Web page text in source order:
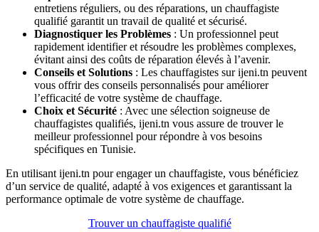
entretiens réguliers, ou des réparations, un chauffagiste
qualifié garantit un travail de qualité et sécurisé.
Diagnostiquer les Problèmes : Un professionnel peut
rapidement identifier et résoudre les problèmes complexes,
évitant ainsi des coûts de réparation élevés à l’avenir.
Conseils et Solutions : Les chauffagistes sur ijeni.tn peuvent
vous offrir des conseils personnalisés pour améliorer
l’efficacité de votre système de chauffage.
Choix et Sécurité : Avec une sélection soigneuse de
chauffagistes qualifiés, ijeni.tn vous assure de trouver le
meilleur professionnel pour répondre à vos besoins
spécifiques en Tunisie.
En utilisant ijeni.tn pour engager un chauffagiste, vous bénéficiez
d’un service de qualité, adapté à vos exigences et garantissant la
performance optimale de votre système de chauffage.
Trouver un chauffagiste qualifié